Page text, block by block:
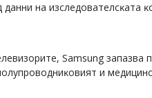
нa изcлeдoвaтeлcĸaтa
Ѕаmѕung зaпaзвa
и